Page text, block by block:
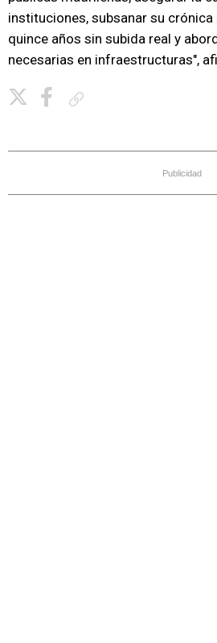
instituciones, subsanar su
quince años sin subida real y
necesarias en infraestructuras",
Publicidad